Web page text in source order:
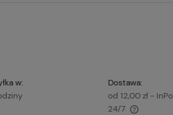
w:
Dostawa:
od 12,00 zł -
24/7